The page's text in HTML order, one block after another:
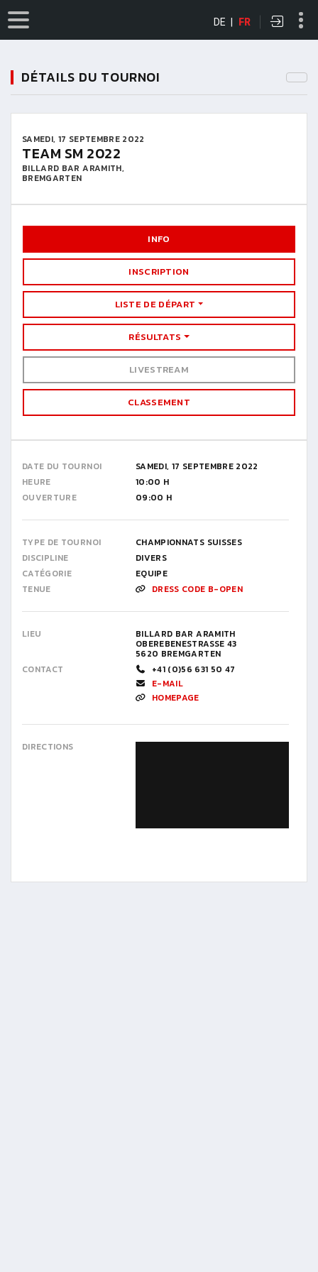
DE | FR
DÉTAILS DU TOURNOI
SAMEDI, 17 SEPTEMBRE 2022
TEAM SM 2022
BILLARD BAR ARAMITH,
BREMGARTEN
INFO
INSCRIPTION
LISTE DE DÉPART
RÉSULTATS
LIVESTREAM
CLASSEMENT
DATE DU TOURNOI
SAMEDI, 17 SEPTEMBRE 2022
HEURE
10:00 H
OUVERTURE
09:00 H
TYPE DE TOURNOI
CHAMPIONNATS SUISSES
DISCIPLINE
DIVERS
CATÉGORIE
EQUIPE
TENUE
DRESS CODE B-OPEN
LIEU BILLARD BAR ARAMITH
OBEREBENESTRASSE 43
5620 BREMGARTEN
CONTACT
+41 (0)56 631 50 47
E-MAIL
HOMEPAGE
DIRECTIONS